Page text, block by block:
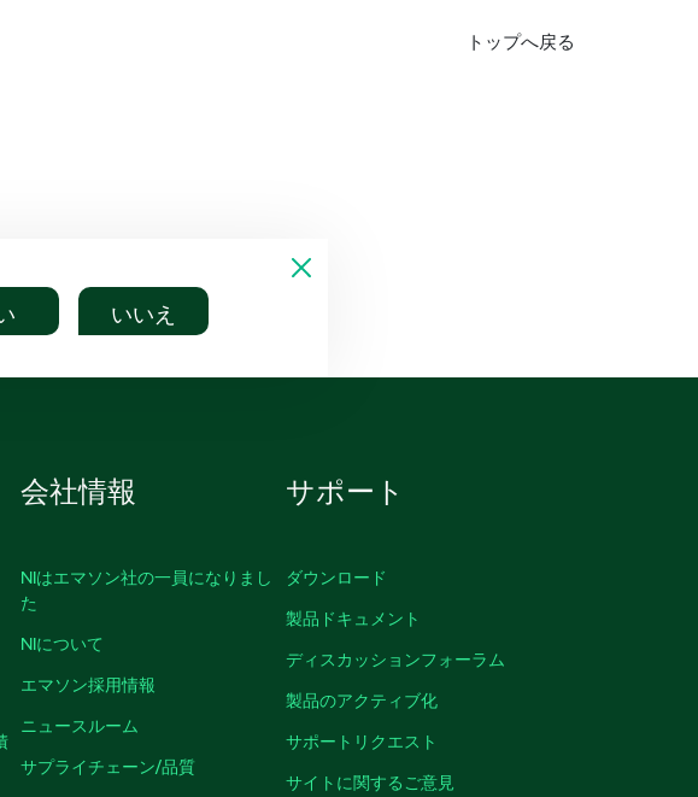
トップへ戻る
いいえ
会社情報
NIはエマソン社の一員になりまし
た
NIについて
エマソン採用情報
ニュースルーム
サプライチェーン/品質
サポート
ダウンロード
製品ドキュメント
ディスカッションフォーラム
製品のアクティブ化
サポートリクエスト
サイトに関するご意見